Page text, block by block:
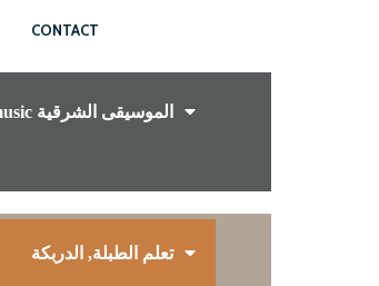
CONTACT
Oriental music الموسيقى الشرقية
تعلم الطبلة, الدربكة